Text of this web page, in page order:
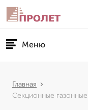
Меню
Главная
Секционные